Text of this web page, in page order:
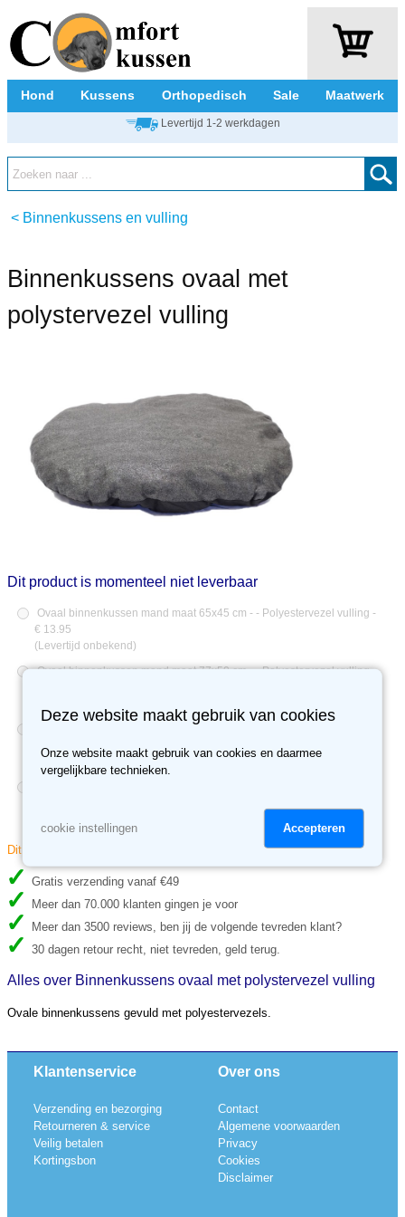
Hond Kussens Orthopedisch Sale Maatwerk
Levertijd 1-2 werkdagen
< Binnenkussens en vulling
Binnenkussens ovaal met
polystervezel vulling
Dit product is momenteel niet leverbaar
Ovaal binnenkussen mand maat 65x45 cm - - Polyestervezel vulling -
€ 13.95
(Levertijd onbekend)
Ovaal binnenkussen mand maat 77x50 cm - - Polyestervezel vulling -
€ 17.94
Dit artikel is niet op voorraad. Levertijd onbekend
Gratis verzending vanaf €49
Meer dan 70.000 klanten gingen je voor
Meer dan 3500 reviews, ben jij de volgende tevreden klant?
30 dagen retour recht, niet tevreden, geld terug.
Alles over Binnenkussens ovaal met polystervezel vulling
Ovale binnenkussens gevuld met polyestervezels.
Klantenservice
Verzending en bezorging
Retourneren & service
Veilig betalen
Kortingsbon
Over ons
Contact
Algemene voorwaarden
Privacy
Cookies
Disclaimer
Deze website maakt gebruik van cookies
Onze website maakt gebruik van cookies en daarmee
vergelijkbare technieken.
cookie instellingen Accepteren